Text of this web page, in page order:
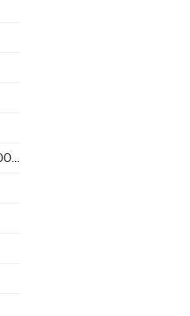
JURISDICCIÓN DE SAN ZADORNIL